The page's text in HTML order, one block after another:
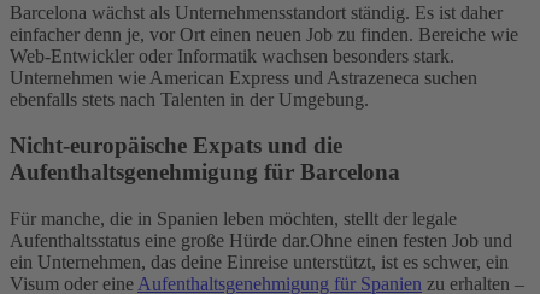
Barcelona wächst als Unternehmensstandort ständig. Es ist daher
einfacher denn je, vor Ort einen neuen Job zu finden. Bereiche wie
Web-Entwickler oder Informatik wachsen besonders stark.
Unternehmen wie American Express und Astrazeneca suchen
ebenfalls stets nach Talenten in der Umgebung.
Nicht-europäische Expats und die
Aufenthaltsgenehmigung für Barcelona
Für manche, die in Spanien leben möchten, stellt der legale
Aufenthaltsstatus eine große Hürde dar.Ohne einen festen Job und
ein Unternehmen, das deine Einreise unterstützt, ist es schwer, ein
Visum oder eine Aufenthaltsgenehmigung für Spanien zu erhalten –